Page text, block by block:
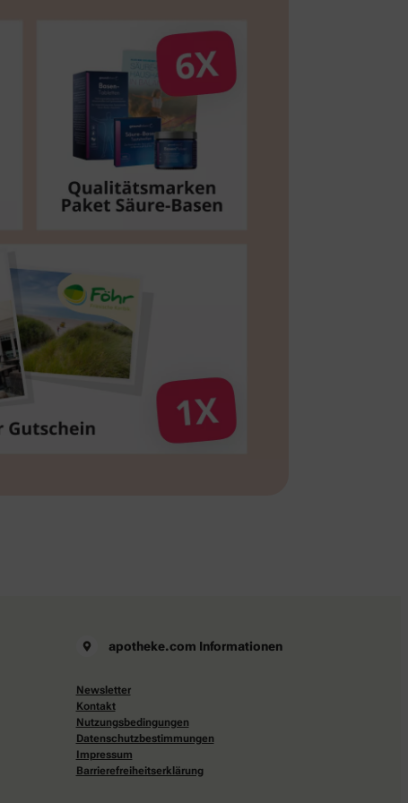
apotheke.com Informationen
Newsletter
Kontakt
Nutzungsbedingungen
Datenschutzbestimmungen
Impressum
Barrierefreiheitserklärung